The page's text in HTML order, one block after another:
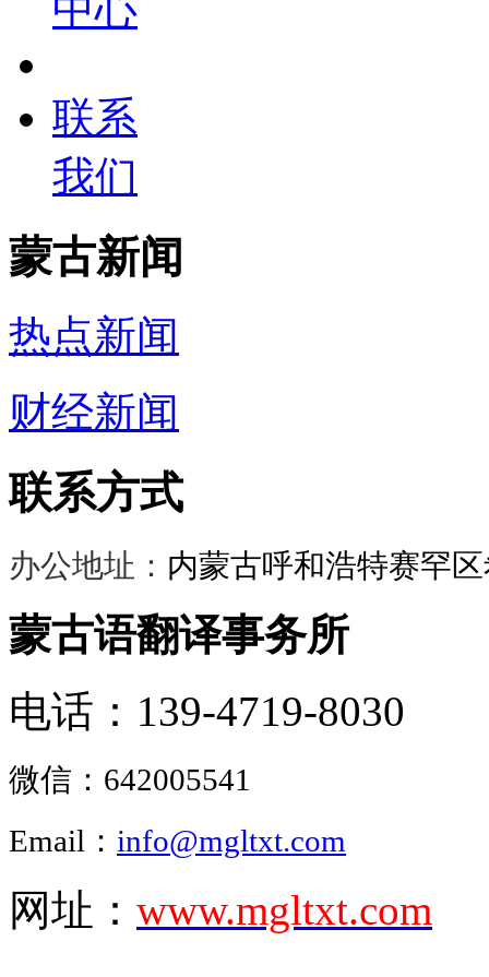
联系
我们
蒙古新闻
热点新闻
财经新闻
联系方式
办公地址： 内蒙古呼和浩特赛罕
蒙古语翻译事务所
电话：139-4719-8030
微信： 642005541
Email： info@mgltxt.com
网址： www.mgltxt.com